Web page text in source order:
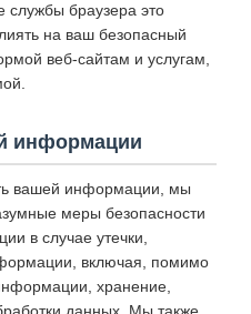
службы браузера это
на ваш безопасный
веб-сайтам и услугам,
информации
вашей информации, мы
меры безопасности
в случае утечки,
включая, помимо
хранение,